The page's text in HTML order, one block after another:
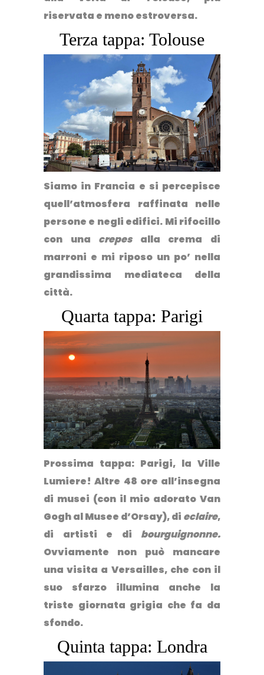
riservata e meno estroversa.
Terza tappa: Tolouse
Siamo in Francia e si percepisce
quell’atmosfera raffinata nelle
persone e negli edifici. Mi rifocillo
con una crepes alla crema di
marroni e mi riposo un po’ nella
grandissima mediateca della
città.
Quarta tappa: Parigi
Prossima tappa: Parigi, la Ville
Lumiere! Altre 48 ore all’insegna
di musei (con il mio adorato Van
Gogh al Musee d’Orsay), di eclaire,
di artisti e di bourguignonne.
Ovviamente non può mancare
una visita a Versailles, che con il
suo sfarzo illumina anche la
triste giornata grigia che fa da
sfondo.
Quinta tappa: Londra